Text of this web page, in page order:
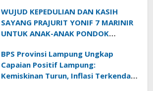
WUJUD KEPEDULIAN DAN KASIH
SAYANG PRAJURIT YONIF 7 MARINIR
UNTUK ANAK-ANAK PONDOK
BPS Provinsi Lampung Ungkap
Capaian Positif Lampung:
Kemiskinan Turun, Inflasi Terkendali,